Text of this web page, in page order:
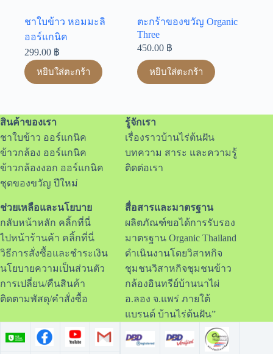
ชาใบข้าว หอมมะลิ
ออร์แกนิค
299.00 ฿
หยิบใส่ตะกร้า
ตะกร้าของขวัญ Organic
Three
450.00 ฿
หยิบใส่ตะกร้า
สินค้าของเรา
ชาใบข้าว ออร์แกนิค
ข้าวกล้อง ออร์แกนิค
ข้าวกล้องงอก ออร์แกนิค
ชุดของขวัญ ปีใหม่
รู้จักเรา
เรื่องราวบ้านไร่ต้นฝัน
บทความ สาระ และความรู้
ติดต่อเรา
ช่วยเหลือและนโยบาย
กลับหน้าหลัก คลิ้กที่นี่
ไปหน้าร้านค้า คลิ้กที่นี่
วิธีการสั่งซื้อและชำระเงิน
นโยบายความเป็นส่วนตัว
การเปลี่ยน/คืนสินค้า
ติดตามพัสดุ/คำสั่งซื้อ
สื่อสารและมาตรฐาน
ผลิตภัณฑ์ขอได้การรับรอง
มาตรฐาน Organic Thailand
ดำเนินงานโดยวิสาหกิจ
ชุมชนวิสาหกิจชุมชนข้าว
กล้องอินทรีย์บ้านนาไผ่
อ.ลอง จ.แพร่ ภายใต้
แบรนด์ บ้านไร่ต้นฝัน”